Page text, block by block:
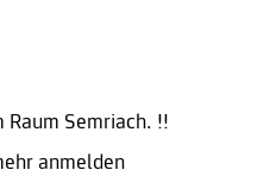
Semriach. !!
anmelden